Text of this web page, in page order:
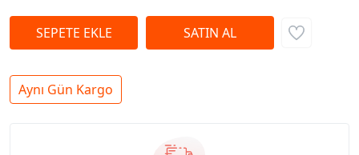
Aynı Gün Kargo